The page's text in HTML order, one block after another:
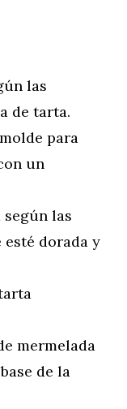
las
de tarta.
para
un
las
dorada y
mermelada
de la